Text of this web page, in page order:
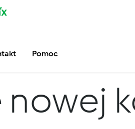
Pomoc